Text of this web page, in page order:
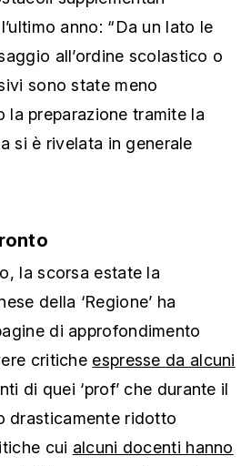
anno: “Da un lato le
all’ordine scolastico o
sono state meno
la preparazione tramite la
si è rivelata in generale
la scorsa estate la
della ‘Regione’ ha
di approfondimento
critiche espresse da alcuni
di quei ‘prof’ che durante il
drasticamente ridotto
cui alcuni docenti hanno